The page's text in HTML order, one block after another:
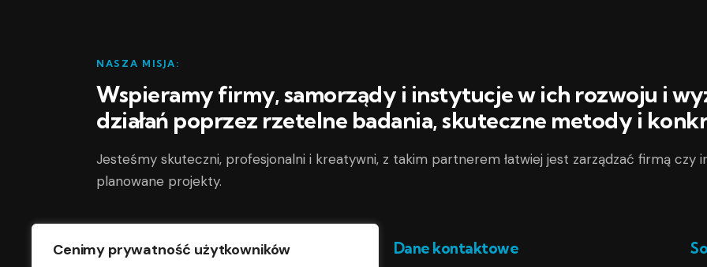
Cenimy prywatność użytkowników
NASZA MISJA:
Wspieramy firmy, samorządy i instytucje w ich rozwoju i
działań poprzez rzetelne badania, skuteczne metody i
Jesteśmy skuteczni, profesjonalni i kreatywni, z takim partnerem łatwiej jest zarządzać firmą czy
planowane projekty.
Adres Dane kontaktowe